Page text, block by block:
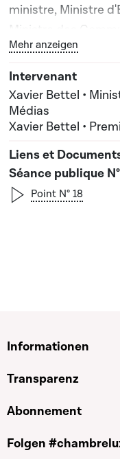
ministre, Ministre
Ministre des
apportée lors de la
Bouton
Mehr anzeigen
Xavier Bettel •
Médias
Xavier Bettel •
Séance publique
Point N° 18
Informationen
Transparenz
Abonnement
Folgen